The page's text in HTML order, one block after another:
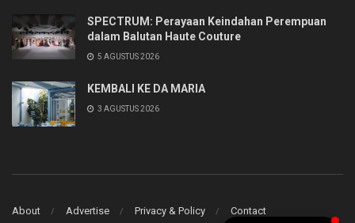
SPECTRUM: Perayaan Keindahan Perempuan
dalam Balutan Haute Couture
5 AGUSTUS 2026
KEMBALI KE DA MARIA
3 AGUSTUS 2026
About Advertise Privacy & Policy Contact